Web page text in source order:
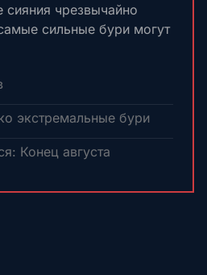
сияния чрезвычайно
сильные бури могут
экстремальные бури
Конец августа